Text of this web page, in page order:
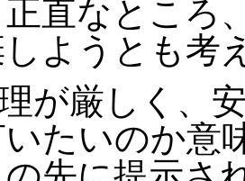
正直なところ
ようとも考
理が厳しく、
たいのか意